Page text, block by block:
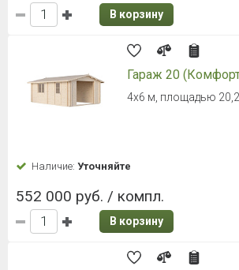
В корзину
Гараж 20
4х6 м, площадью
Наличие: Уточняйте
552 000 руб. / компл.
В корзину